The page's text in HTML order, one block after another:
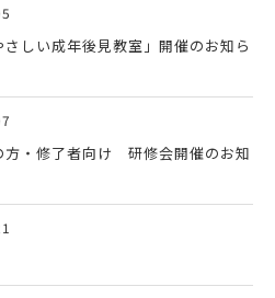
しい成年後見教室」開催のお知ら
方・修了者向け 研修会開催のお知